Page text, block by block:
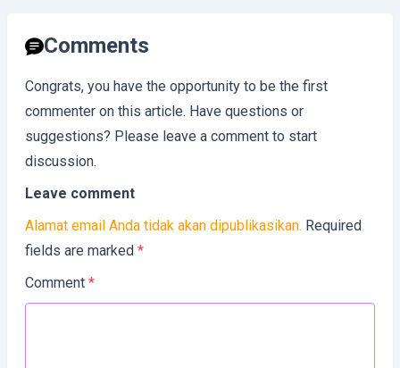
Comments
Congrats, you have the opportunity to be the first
commenter on this article. Have questions or
suggestions? Please leave a comment to start
discussion.
Leave comment
Alamat email Anda tidak akan dipublikasikan. Required
fields are marked *
Comment *